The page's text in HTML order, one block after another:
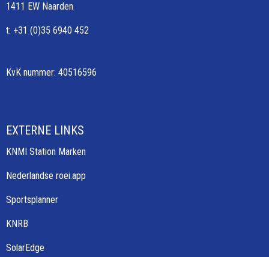
1411 EW Naarden
t: +31 (0)35 6940 452
KvK nummer: 40516596
EXTERNE LINKS
KNMI Station Marken
Nederlandse roei.app
Sportsplanner
KNRB
SolarEdge